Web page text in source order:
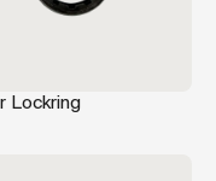
Lockring